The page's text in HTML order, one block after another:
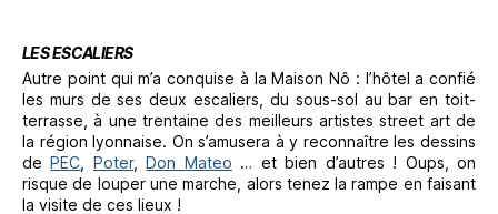
LES ESCALIERS
Autre point qui m’a conquise à la Maison Nô : l’hôtel a confié
les murs de ses deux escaliers, du sous-sol au bar en toit-
terrasse, à une trentaine des meilleurs artistes street art de
la région lyonnaise. On s’amusera à y reconnaître les dessins
dePEC, Poter,Don Mateo … et bien d’autres ! Oups, on
risque de louper une marche, alors tenez la rampe en faisant
la visite de ces lieux !